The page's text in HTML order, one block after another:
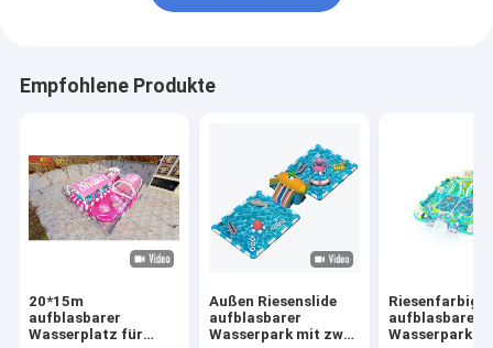
Empfohlene Produkte
20*15m
aufblasbarer
Wasserplatz für
Außen Riesenslide
aufblasbarer
Wasserpark mit zwei
Riesenfarbiger
aufblasbarer
Wasserpark